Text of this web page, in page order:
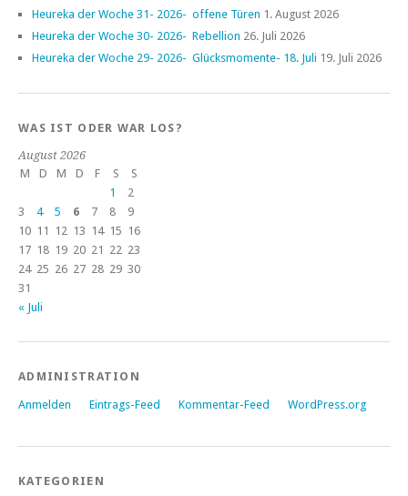
Heureka der Woche 31- 2026- offene Türen 1. August 2026
Heureka der Woche 30- 2026- Rebellion 26. Juli 2026
Heureka der Woche 29- 2026- Glücksmomente- 18. Juli 19. Juli 2026
WAS IST ODER WAR LOS?
August 2026
M
D M D F S
S
1
2
3
4 5 6 7 8
9
10 11 12 13 14 15 16
17 18 19 20 21 22 23
24 25 26 27 28 29 30
31
« Juli
ADMINISTRATION
Anmelden Eintrags-Feed Kommentar-Feed WordPress.org
KATEGORIEN